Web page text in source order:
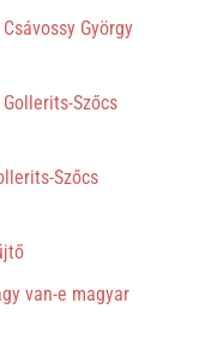
György
Gollerits-Szőcs
Szőcs
van-e magyar